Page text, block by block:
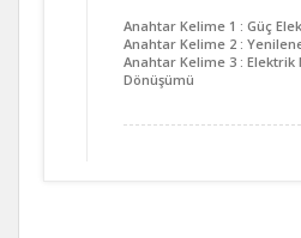
Anahtar Kelime 1 : Güç
Anahtar Kelime 2 :
Anahtar Kelime 3 :
Dönüşümü